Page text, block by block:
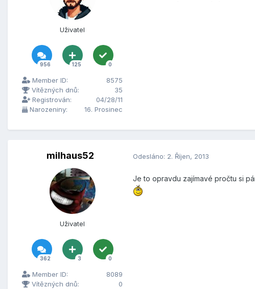
Uživatel
956 125 0
Member ID:
8575
Vítězných dnů:
35
Registrován:
04/28/11
Narozeniny:
16. Prosinec
milhaus52
Uživatel
362 3 0
Member ID:
8089
Vítězných dnů:
0
Odesláno: 2. Říjen, 2013
Je to opravdu zajímavé pročtu si